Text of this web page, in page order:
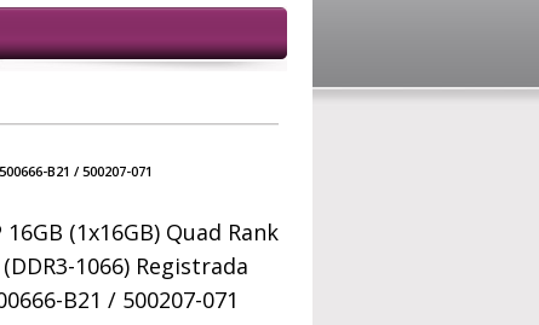
B21 / 500207-071
(1x16GB) Quad Rank
1066) Registrada
B21 / 500207-071